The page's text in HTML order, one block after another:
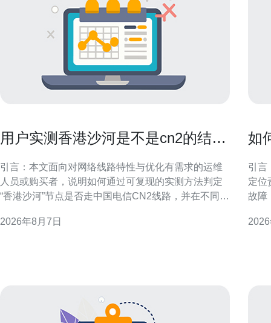
用户实测香港沙河是不是cn2的结果
引言：本文面向对网络线路特性与优化有需求的运维
人员或购买者，说明如何通过可复现的实测方法判定
“香港沙河”节点是否走中国电信CN2线路，并在不同判
断言，提供操作步骤与解读要点，方便读者自行复
2026年8月7日
如
引言
定位
故障
时间内恢复访